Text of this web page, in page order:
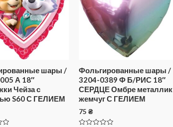
шары /
А 18″
Чейза с
S60 С ГЕЛИЕМ
Фольгированные шары /
3204-0389 Ф Б/РИС 18″
СЕРДЦЕ Омбре металлик
жемчуг С ГЕЛИЕМ
75 ₴